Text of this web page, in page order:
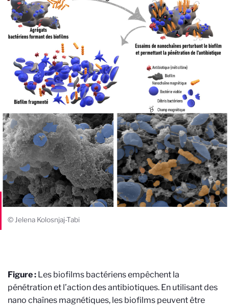
© Jelena Kolosnjaj-Tabi
Figure : Les biofilms bactériens empêchent la
pénétration et l’action des antibiotiques. En utilisant des
nano chaînes magnétiques, les biofilms peuvent être